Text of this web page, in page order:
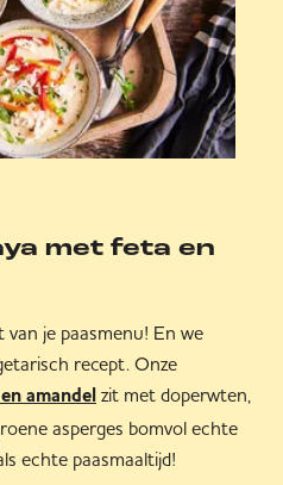
met feta en
je paasmenu! En we
recept. Onze
amandel zit met doperwten,
asperges bomvol echte
echte paasmaaltijd!